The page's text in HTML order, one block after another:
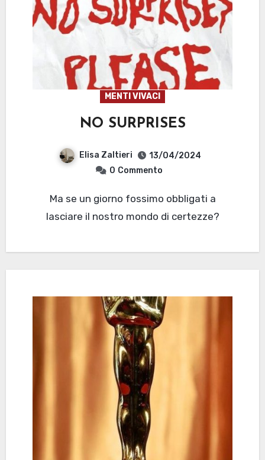
MENTI VIVACI
NO SURPRISES
Elisa Zaltieri
13/04/2024
0 Commento
Ma se un giorno fossimo obbligati a
lasciare il nostro mondo di certezze?